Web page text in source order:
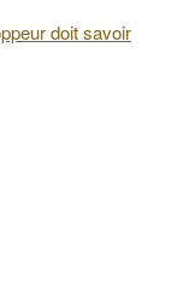
doit savoir